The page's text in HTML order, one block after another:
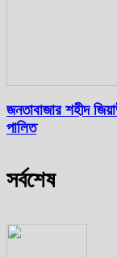
জনতাবাজার শহীদ
পালিত
সর্বশেষ